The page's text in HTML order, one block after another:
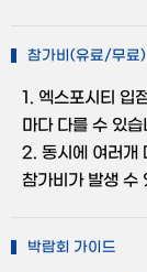
참가비(유료/무료)
1. 엑스포시티 입
마다 다를 수 있습
2. 동시에 여러개
참가비가 발생 수
박람회 가이드